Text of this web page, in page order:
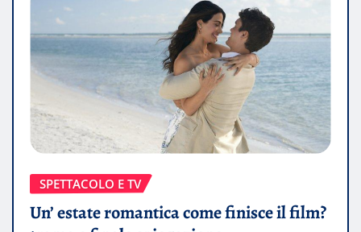
SPETTACOLO E TV
Un’ estate romantica come finisce il film?